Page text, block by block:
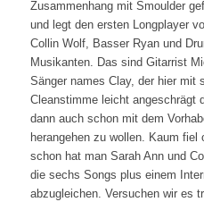
Zusammenhang mit Smoulder
und legt den ersten Longplayer
Collin Wolf, Basser Ryan und
Musikanten. Das sind Gitarrist
Sänger names Clay, der hier mit
Cleanstimme leicht angeschrägt
dann auch schon mit dem
herangehen zu wollen. Kaum fiel
schon hat man Sarah Ann und
die sechs Songs plus einem
abzugleichen. Versuchen wir es